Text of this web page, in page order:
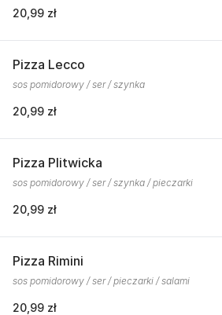
20,99 zł
Pizza Lecco
sos pomidorowy / ser / szynka
20,99 zł
Pizza Plitwicka
sos pomidorowy / ser / szynka / pieczarki
20,99 zł
Pizza Rimini
sos pomidorowy / ser / pieczarki / salami
20,99 zł